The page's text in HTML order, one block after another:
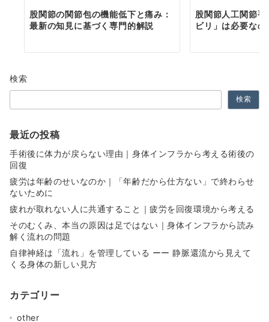
股関節の関節包の機能低下と痛み：
最新の知見に基づく専門的解説
股関節人工関節
ビリ」は必要なの
検索
検索
最近の投稿
手術後に体力が戻らない理由｜身体インフラから考える術後の
回復
疲労は年齢のせいなのか｜「年齢だから仕方ない」で終わらせ
ないために
疲れが取れない人に共通すること｜疲労を回復環境から考える
そのむくみ、本当の原因は足ではない｜身体インフラから読み
解く流れの問題
自律神経は「流れ」を管理している ーー 静脈還流から見えて
くる身体の新しい見方
カテゴリー
other